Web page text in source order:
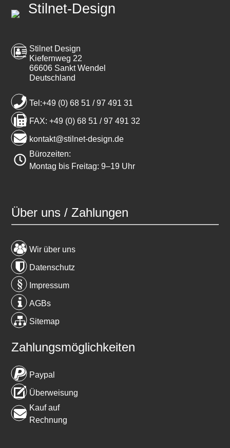
Stilnet-Design
Stilnet Design
Kiefernweg 22
66606 Sankt Wendel
Deutschland
Tel:+49 (0) 68 51 / 97 491 31
FAX: +49 (0) 68 51 / 97 491 32
kontakt@stilnet-design.de
Bürozeiten:
Montag bis Freitag: 9–19 Uhr
Über uns / Zahlungen
Wir über uns
Datenschutz
Impressum
AGBs
Sitemap
Zahlungsmöglichkeiten
Paypal
Überweisung
Kauf auf
Rechnung